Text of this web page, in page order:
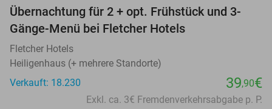
Übernachtung für 2 + opt. Frühstück und 3-
Gänge-Menü bei Fletcher Hotels
Fletcher Hotels
Heiligenhaus (+ mehrere Standorte)
Verkauft: 18.230
39,90€
Exkl. ca. 3€ Fremdenverkehrsabgabe p. P.